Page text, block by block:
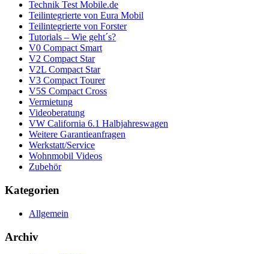
Technik Test Mobile.de
Teilintegrierte von Eura Mobil
Teilintegrierte von Forster
Tutorials – Wie geht´s?
V0 Compact Smart
V2 Compact Star
V2L Compact Star
V3 Compact Tourer
V5S Compact Cross
Vermietung
Videoberatung
VW California 6.1 Halbjahreswagen
Weitere Garantieanfragen
Werkstatt/Service
Wohnmobil Videos
Zubehör
Kategorien
Allgemein
Archiv